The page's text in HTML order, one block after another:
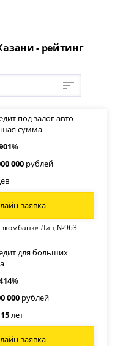
- рейтинг
под залог авто
сумма
%
000 рублей
Лиц.№963
заявка
для больших
%
000 рублей
15лет
заявка